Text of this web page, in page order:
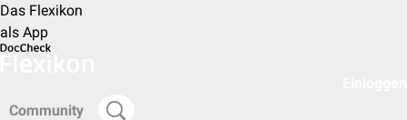
Das Flexikon
als App
Community